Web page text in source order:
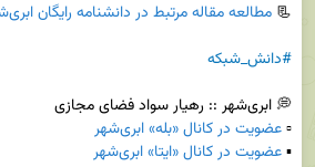
📃 مطالعه مقاله مرتبط در دانشنامه رایگان ابری‌شهر
#دانش_شبکه
▫️ عضویت در کانال «بله» ابری‌شهر
▪️ عضویت در کانال «ایتا» ابری‌شهر